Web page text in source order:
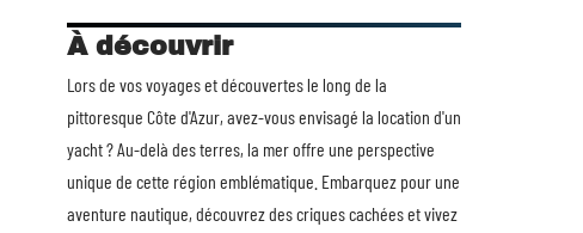
À découvrir
Lors de vos voyages et découvertes le long de la
pittoresque Côte d'Azur, avez-vous envisagé la location d'un
yacht? Au-delà des terres, la mer offre une perspective
unique de cette région emblématique. Embarquez pour une
aventure nautique, découvrez des criques cachées et vivez